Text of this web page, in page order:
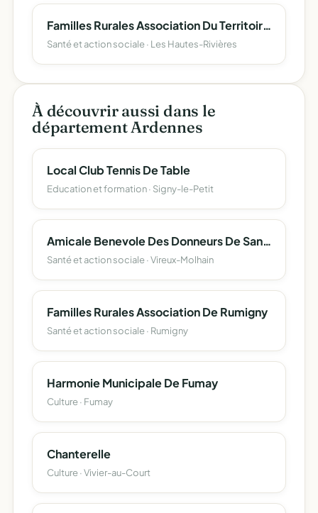
Familles Rurales Association Du Territoire Vallees Et Plateau D'ardenne
Santé et action sociale · Les Hautes-Rivières
À découvrir aussi dans le
département Ardennes
Local Club Tennis De Table
Education et formation · Signy-le-Petit
Amicale Benevole Des Donneurs De Sang Des Deux Vireux Et Environs
Santé et action sociale · Vireux-Molhain
Familles Rurales Association De Rumigny
Santé et action sociale · Rumigny
Harmonie Municipale De Fumay
Culture · Fumay
Chanterelle
Culture · Vivier-au-Court